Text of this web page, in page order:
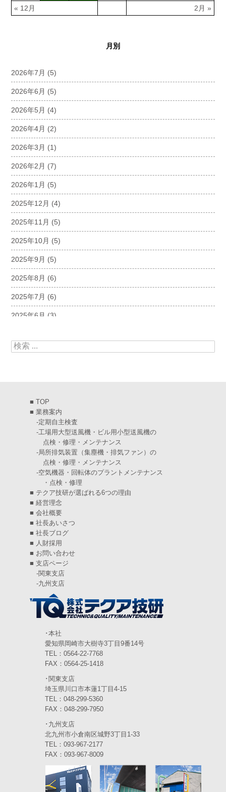
« 12月 2月 »
月別
2026年7月 (5)
2026年6月 (5)
2026年5月 (4)
2026年4月 (2)
2026年3月 (1)
2026年2月 (7)
2026年1月 (5)
2025年12月 (4)
2025年11月 (5)
2025年10月 (5)
2025年9月 (5)
2025年8月 (6)
2025年7月 (6)
2025年6月 (3)
2025年4月(5)
2025年1月(7)
2024年12月(4)
2024年11月(6)
2024年10月(5)
2024年9月(4)
2024年8月(5)
2024年7月(6)
2024年6月 (4)
2024年5月(5)
2024年4月(5)
(6)
2024年2月(4)
(6)
2023年12月(3)
2023年10月(3)
2023年9月(4)
(3)
2023年7月(5)
(5)
検索:
■ TOP
■ 業務案内
-定期自主検査
-工場用大型送風機・ビル用小型送風機の
点検・修理・メンテナンス
-局所排気装置（集塵機・排気ファン）の
点検・修理・メンテナンス
-空気機器・回転体のプラントメンテナンス
・点検・修理
■ テクア技研が選ばれる6つの理由
■ 経営理念
■ 会社概要
■ 社長あいさつ
■ 社長ブログ
■ 人財採用
■ お問い合わせ
■ 支店ページ
-関東支店
-九州支店
･本社
愛知県岡崎市大樹寺3丁目9番14号
TEL：0564-22-7768
FAX：0564-25-1418
･関東支店
埼玉県川口市本蓮1丁目4-15
TEL：048-299-5360
FAX：048-299-7950
･九州支店
北九州市小倉南区城野3丁目1-33
TEL：093-967-2177
FAX：093-967-8009